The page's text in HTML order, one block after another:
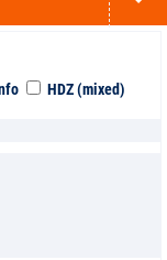
HDZ (mixed)